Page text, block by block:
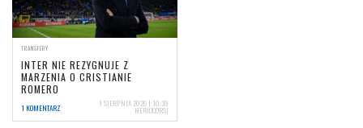
TRANSFERY
INTER NIE REZYGNUJE Z
MARZENIA O CRISTIANIE
ROMERO
1 KOMENTARZ 1 SIERPNIA 2026 | 10:39
NERIOCORSI